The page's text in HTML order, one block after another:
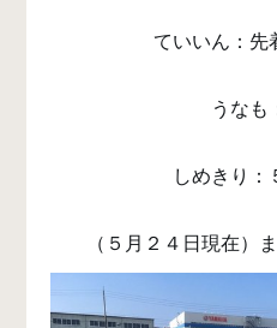
ていいん：先
うなも
しめきり：
（５月２４日現在）